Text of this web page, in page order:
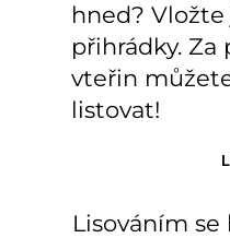
hned?
přihrádky. Za
vteřin
listovat!
Lisováním